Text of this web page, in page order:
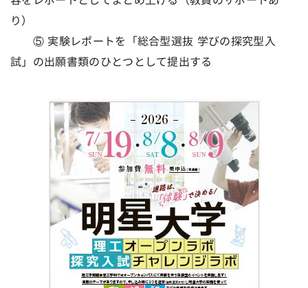
り）
⑤ 実験レポートを「総合型選抜 学びの探究型入
試」の出願書類のひとつとして提出する